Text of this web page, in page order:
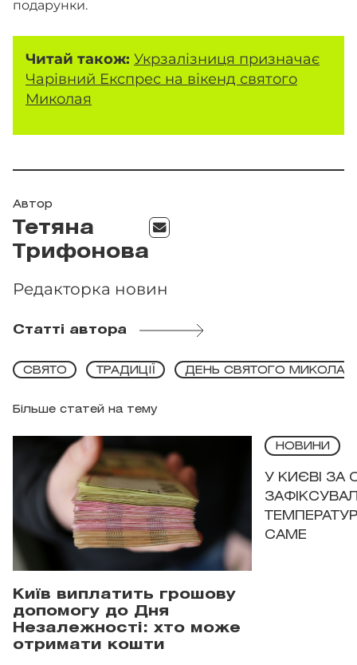
подарунки.
Читай також: Укрзалізниця призначає
Чарівний Експрес на вікенд святого
Миколая
Автор
Тетяна
Трифонова
Редакторка новин
Статті автора
Більше статей на тему
СВЯТО ТРАДИЦІЇ ДЕНЬ СВЯТОГО МИКОЛАЯ
Київ виплатить грошову
допомогу до Дня
Незалежності: хто може
отримати кошти
НОВИНИ
У КИЄВІ ЗА
САМЕ